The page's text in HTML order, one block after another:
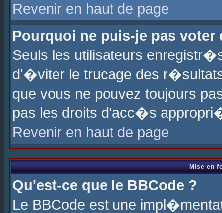
Revenir en haut de page
Pourquoi ne puis-je pas voter
Seuls les utilisateurs
d'�viter le trucage des
que vous ne pouvez toujours
pas les droits d'acc�s
Revenir en haut de page
Mise en
Qu'est-ce que le BBCode ?
Le BBCode est une